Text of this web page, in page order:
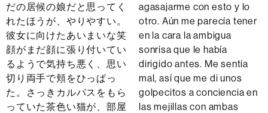
だの居候の娘だと思ってく
れたほうが、やりやすい。
彼女に向けたあいまいな笑
顔がまだ顔に張り付いてい
るようで気持ち悪く、思い
切り両手で頬をひっぱっ
た。さっきカルパスをもら
っていた茶色い猫が、部屋
agasajarme con esto y lo
otro. Aún me parecía tener
en la cara la ambigua
sonrisa que le había
dirigido antes. Me sentía
mal, así que me di unos
golpecitos a conciencia en
las mejillas con ambas